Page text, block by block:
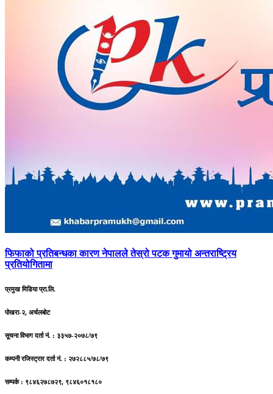
फिफाकोप्रतिबन्धका कारण नेपालले तेस्रो पटक गुमायो अन्तराष्ट्रिय
प्रतियोगितामा
प्रमुख मिडिया प्रा.लि.
पोखरा-२, अर्चलबोट
सूचना विभाग दर्ता नं. : ३३५७-२०७८/७९
कम्पनी रजिस्ट्रार दर्ता नं. : २७२८८५/७८/७९
सम्पर्क : ९८४६२७८७२९, ९८४६०१८१८०